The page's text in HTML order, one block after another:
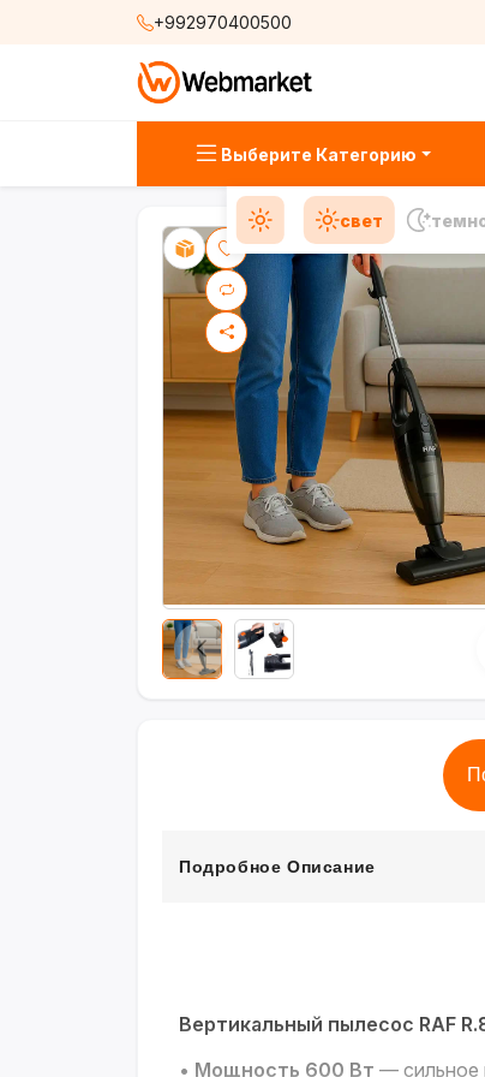
+992970400500
Выберите Категорию
свет
Подробное Описание
Вертикальный пылесос RAF
• Мощность 600 Вт — сильное